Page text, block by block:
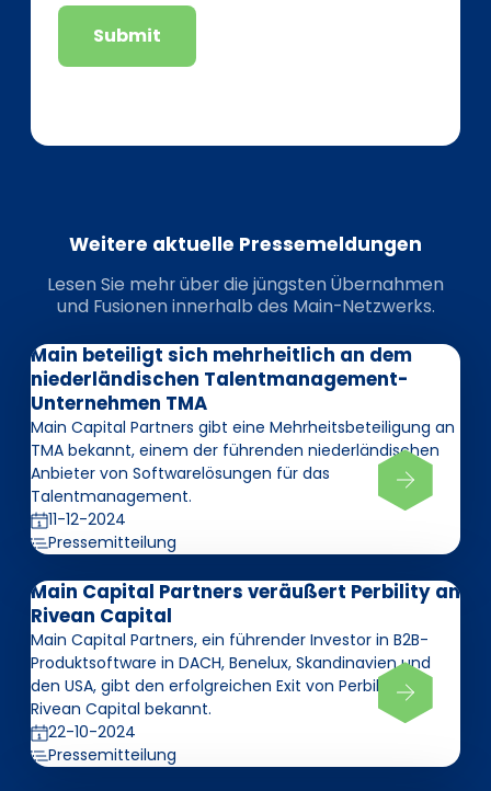
Submit
Weitere aktuelle Pressemeldungen
Lesen Sie mehr über die jüngsten Übernahmen
und Fusionen innerhalb des Main-Netzwerks.
Main beteiligt sich mehrheitlich an dem
niederländischen Talentmanagement-
Unternehmen TMA
Main Capital Partners gibt eine Mehrheitsbeteiligung an
TMA bekannt, einem der führenden niederländischen
Anbieter von Softwarelösungen für das
Talentmanagement.
11-12-2024
Pressemitteilung
Main Capital Partners veräußert Perbility an
Rivean Capital
Main Capital Partners, ein führender Investor in B2B-
Produktsoftware in DACH, Benelux, Skandinavien und
den USA, gibt den erfolgreichen Exit von Perbility an
Rivean Capital bekannt.
22-10-2024
Pressemitteilung